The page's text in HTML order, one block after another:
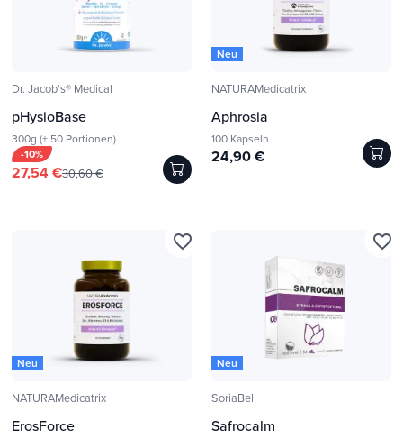
Dr. Jacob's® Medical
pHysioBase
300g (± 50 Portionen)
-10%
27,54 €30,60 €
Neu
NATURAMedicatrix
Aphrosia
100 Kapseln
24,90 €
Neu
NATURAMedicatrix
ErosForce
favorite_border
Neu
SoriaBel
Safrocalm
favorite_border